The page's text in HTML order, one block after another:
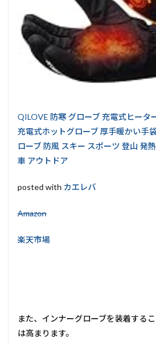
QILOVE 防寒 グローブ 充電式ヒータ
充電式ホットグローブ 厚手暖かい手
ローブ 防風 スキー スポーツ 登山 発
車 アウトドア
posted with カエレバ
Amazon
楽天市場
また、インナーグローブを装着する
は高まります。